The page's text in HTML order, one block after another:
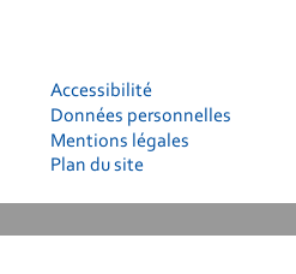
Accessibilité
Données personnelles
Mentions légales
Plan du site